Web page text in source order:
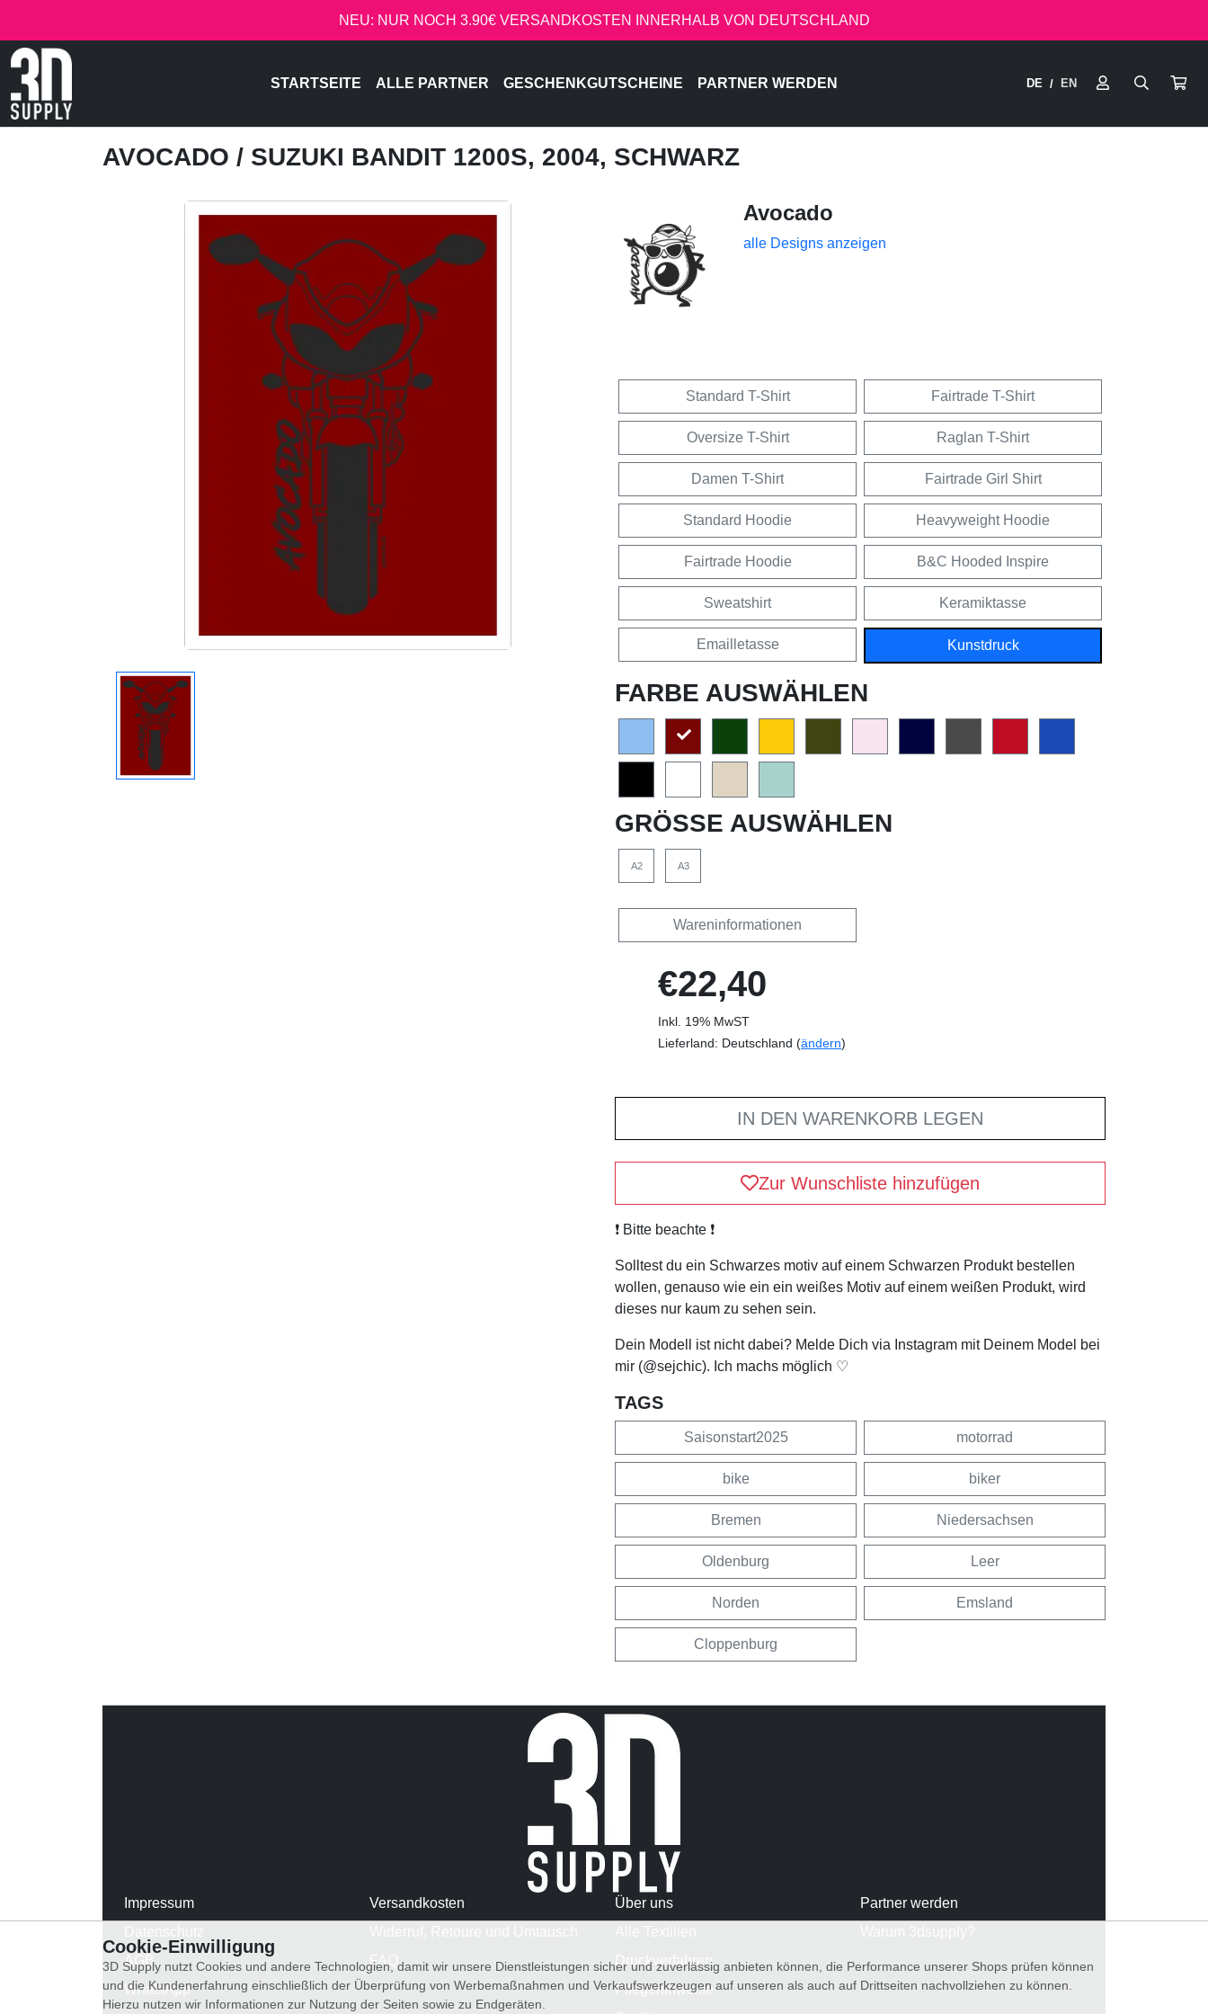
NEU: NUR NOCH 3.90€ VERSANDKOSTEN INNERHALB VON DEUTSCHLAND
STARTSEITE ALLE PARTNER GESCHENKGUTSCHEINE PARTNER WERDEN DE / EN
AVOCADO / SUZUKI BANDIT 1200S, 2004, SCHWARZ
Avocado
alle Designs anzeigen
Standard T-Shirt Fairtrade T-Shirt
Oversize T-Shirt Raglan T-Shirt
Damen T-Shirt Fairtrade Girl Shirt
Standard Hoodie Heavyweight Hoodie
Fairtrade Hoodie B&C Hooded Inspire
Sweatshirt Keramiktasse
Emailletasse Kunstdruck
FARBE AUSWÄHLEN
GRÖSSE AUSWÄHLEN
A2 A3
Wareninformationen
€22,40
Inkl. 19% MwST
Lieferland: Deutschland (ändern)
IN DEN WARENKORB LEGEN
Zur Wunschliste hinzufügen
❗️ Bitte beachte ❗️
Solltest du ein Schwarzes motiv auf einem Schwarzen Produkt bestellen
wollen, genauso wie ein ein weißes Motiv auf einem weißen Produkt, wird
dieses nur kaum zu sehen sein.
Dein Modell ist nicht dabei? Melde Dich via Instagram mit Deinem Model bei
mir (@sejchic). Ich machs möglich ♡
TAGS
Saisonstart2025 motorrad
bike biker
Bremen Niedersachsen
Oldenburg Leer
Norden Emsland
Cloppenburg
Impressum
AGB
WhatsApp
Versandkosten
FAQ
Über uns
Druckverfahren
Pflegehinweise
Partner werden
Cookie-Einwilligung
3D Supply nutzt Cookies und andere Technologien, damit wir unsere Dienstleistungen sicher und zuverlässig anbieten können, die Performance unserer Shops prüfen können
und die Kundenerfahrung einschließlich der Überprüfung von Werbemaßnahmen und Verkaufswerkzeugen auf unseren als auch auf Drittseiten nachvollziehen zu können.
Hierzu nutzen wir Informationen zur Nutzung der Seiten sowie zu Endgeräten.